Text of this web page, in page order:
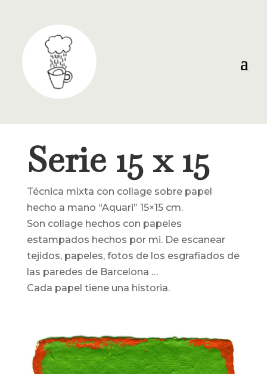
Serie 15 x 15
Técnica mixta con collage sobre papel
hecho a mano “Aquari” 15×15 cm.
Son collage hechos con papeles
estampados hechos por mi. De escanear
tejidos, papeles, fotos de los esgrafiados de
las paredes de Barcelona …
Cada papel tiene una historia.